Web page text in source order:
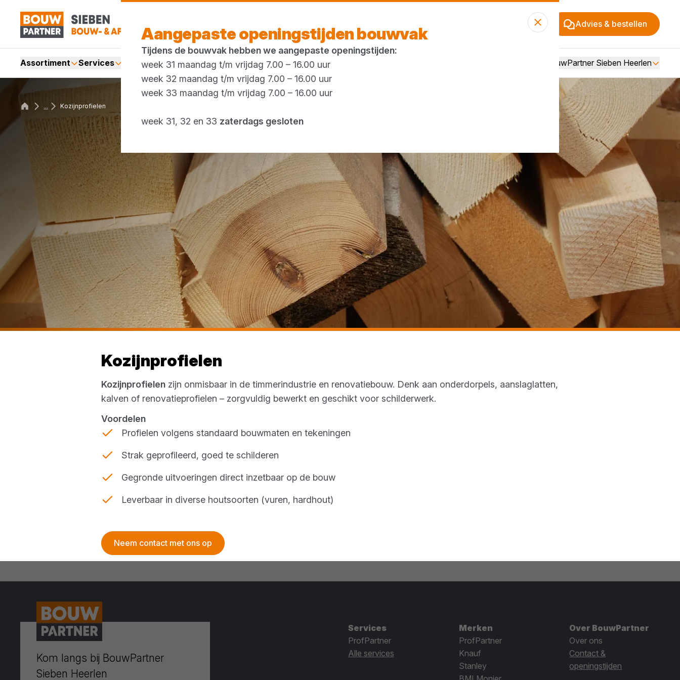
Advies & bestellen
Assortiment Services MerkenActiesBlogs Over BouwPartner Sieben Heerlen
... Kozijnprofielen
Kozijnprofielen
Kozijnprofielen zijn onmisbaar in de timmerindustrie en renovatiebouw. Denk aan onderdorpels, aanslaglatten,
kalven of renovatieprofielen – zorgvuldig bewerkt en geschikt voor schilderwerk.
Voordelen
Profielen volgens standaard bouwmaten en tekeningen
Strak geprofileerd, goed te schilderen
Gegronde uitvoeringen direct inzetbaar op de bouw
Leverbaar in diverse houtsoorten (vuren, hardhout)
Neem contact met ons op
Aangepaste openingstijden bouwvak
Tijdens de bouwvak hebben we aangepaste openingstijden:
week 31 maandag t/m vrijdag 7.00 – 16.00 uur
week 32 maandag t/m vrijdag 7.00 – 16.00 uur
week 33 maandag t/m vrijdag 7.00 – 16.00 uur
week 31, 32 en 33 zaterdags gesloten
Kom langs bij BouwPartner
Sieben Heerlen
Services
ProfPartner
Alle services
Merken
ProfPartner
Knauf
Stanley
Over BouwPartner
Over ons
Contact &
openingstijden